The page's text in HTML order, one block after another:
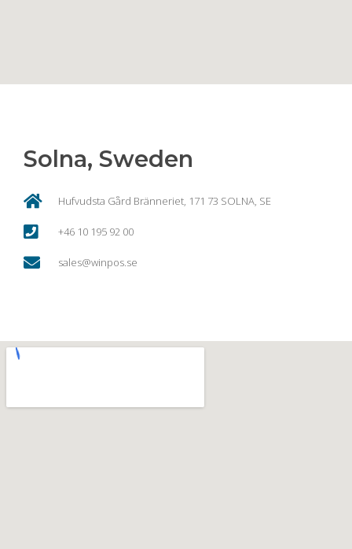
Solna, Sweden
Hufvudsta Gård Bränneriet, 171 73 SOLNA, SE
+46 10 195 92 00
sales@winpos.se